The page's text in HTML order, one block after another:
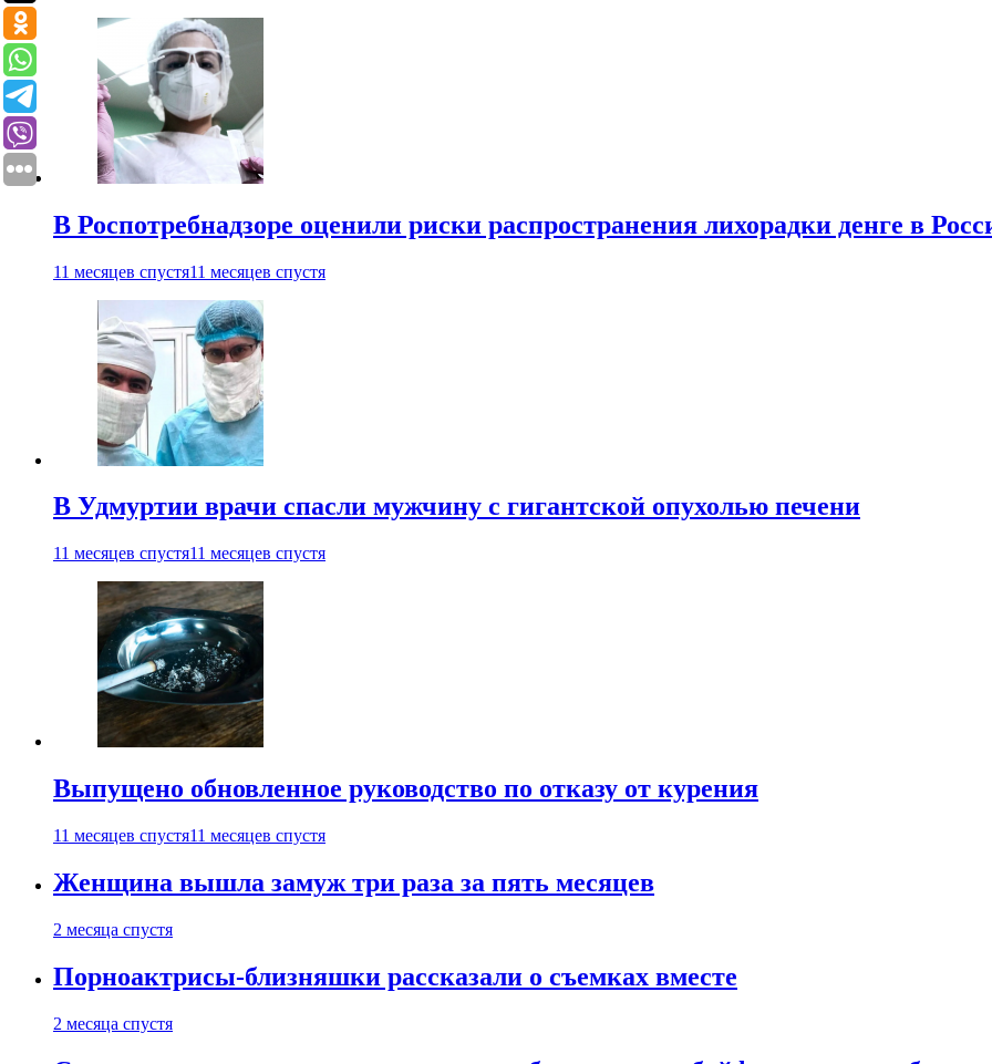
В Роспотребнадзоре оценили риски распространения лихорадки денге в
11 месяцев спустя11 месяцев спустя
В Удмуртии врачи спасли мужчину с гигантской опухолью печени
11 месяцев спустя11 месяцев спустя
Выпущено обновленное руководство по отказу от курения
11 месяцев спустя11 месяцев спустя
Женщина вышла замуж три раза за пять месяцев
2 месяца спустя
Порноактрисы-близняшки рассказали о съемках вместе
2 месяца спустя